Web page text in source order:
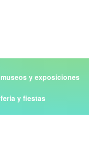
museos y exposiciones
feria y fiestas